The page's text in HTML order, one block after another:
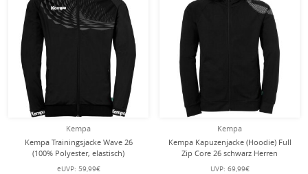
Kempa
Kempa Trainingsjacke Wave 26
(100% Polyester, elastisch)
schwarz/anthrazit Herren
eUVP: 59,99€
Kempa
Kempa Kapuzenjacke (Hoodie) Full
Zip Core 26 schwarz Herren
UVP: 69,99€